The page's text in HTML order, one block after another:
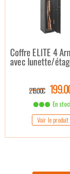
Coffre ELITE 4
avec lunette/
219.00€
En
Voir le produit